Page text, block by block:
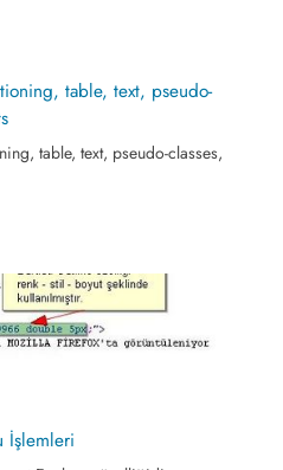
table, text, pseudo-
table, text, pseudo-classes,
İşlemleri